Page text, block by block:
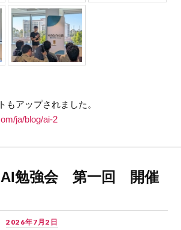
もアップされました。
ja/blog/ai-2
AI勉強会 第一回 開催
2026年7月2日